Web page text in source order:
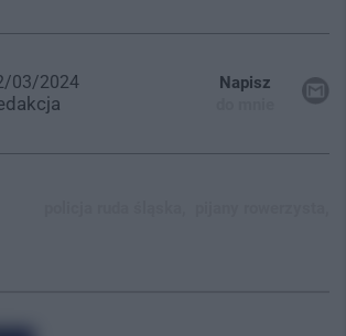
03/2024
Napisz